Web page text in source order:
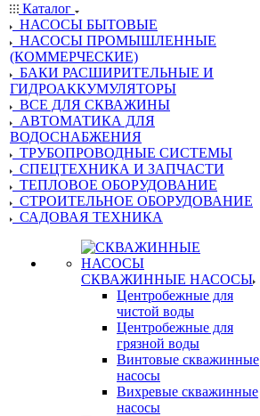
Каталог
НАСОСЫ БЫТОВЫЕ
НАСОСЫ ПРОМЫШЛЕННЫЕ
(КОММЕРЧЕСКИЕ)
БАКИ РАСШИРИТЕЛЬНЫЕ И
ГИДРОАККУМУЛЯТОРЫ
ВСЕ ДЛЯ СКВАЖИНЫ
АВТОМАТИКА ДЛЯ
ВОДОСНАБЖЕНИЯ
ТРУБОПРОВОДНЫЕ СИСТЕМЫ
СПЕЦТЕХНИКА И ЗАПЧАСТИ
ТЕПЛОВОЕ ОБОРУДОВАНИЕ
СТРОИТЕЛЬНОЕ ОБОРУДОВАНИЕ
САДОВАЯ ТЕХНИКА
СКВАЖИННЫЕ НАСОСЫ
Центробежные для
чистой воды
Центробежные для
грязной воды
Винтовые скважинные
насосы
Вихревые скважинные
насосы